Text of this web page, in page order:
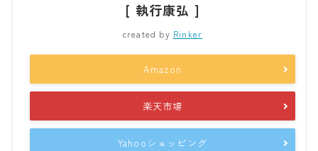
[ 執行康弘 ]
created by Rinker
Amazon
楽天市場
Yahooショッピング